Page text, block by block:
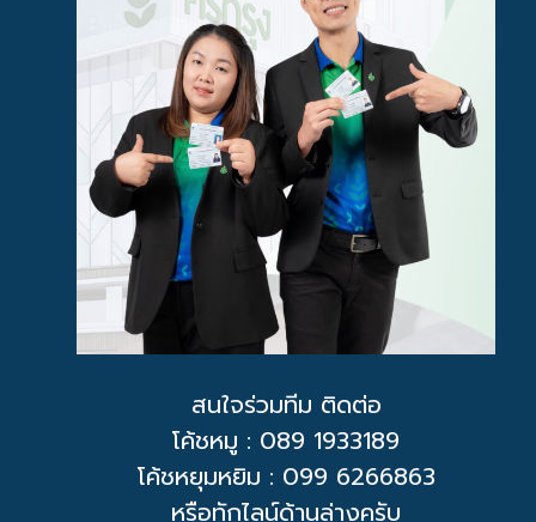
สนใจร่วมทีม ติดต่อ
โค้ชหมู : 089 1933189
โค้ชหยุมหยิม : 099 6266863
หรือทักไลน์ด้านล่างครับ